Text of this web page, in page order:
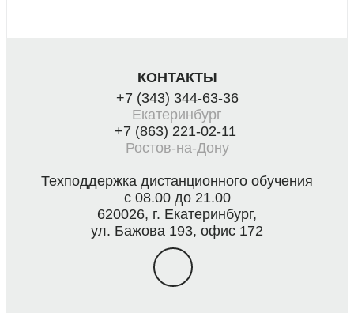
КОНТАКТЫ
+7 (343) 344-63-36
Екатеринбург
+7 (863) 221-02-11
Ростов-на-Дону
Техподдержка дистанционного обучения
с 08.00 до 21.00
620026, г. Екатеринбург,
ул. Бажова 193, офис 172